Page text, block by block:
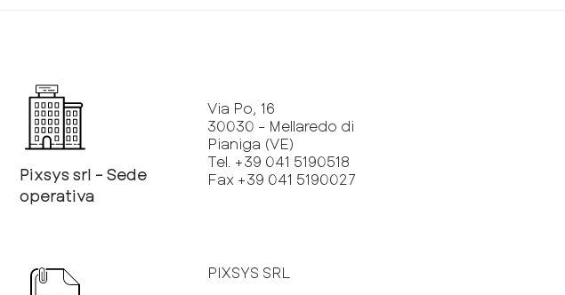
Pixsys srl - Sede
operativa
Via Po, 16
30030 - Mellaredo di
Pianiga (VE)
Tel. +39 041 5190518
Fax +39 041 5190027
PIXSYS SRL